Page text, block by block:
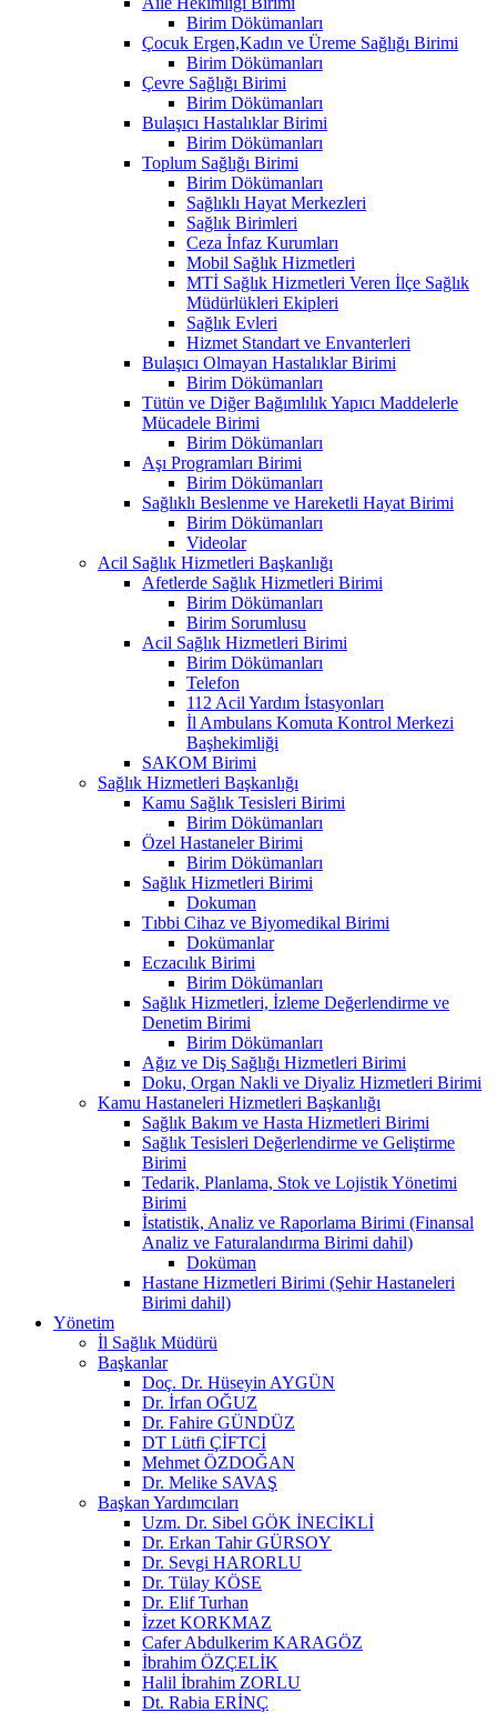
Birim Dökümanları
Çocuk Ergen,Kadın ve Üreme Sağlığı Birimi
Birim Dökümanları
Çevre Sağlığı Birimi
Birim Dökümanları
Bulaşıcı Hastalıklar Birimi
Birim Dökümanları
Toplum Sağlığı Birimi
Birim Dökümanları
Sağlıklı Hayat Merkezleri
Sağlık Birimleri
Ceza İnfaz Kurumları
Mobil Sağlık Hizmetleri
MTİ Sağlık Hizmetleri Veren İlçe Sağlık
Müdürlükleri Ekipleri
Sağlık Evleri
Hizmet Standart ve Envanterleri
Bulaşıcı Olmayan Hastalıklar Birimi
Birim Dökümanları
Tütün ve Diğer Bağımlılık Yapıcı Maddelerle
Mücadele Birimi
Birim Dökümanları
Aşı Programları Birimi
Birim Dökümanları
Sağlıklı Beslenme ve Hareketli Hayat Birimi
Birim Dökümanları
Videolar
Acil Sağlık Hizmetleri Başkanlığı
Afetlerde Sağlık Hizmetleri Birimi
Birim Dökümanları
Birim Sorumlusu
Acil Sağlık Hizmetleri Birimi
Birim Dökümanları
Telefon
112 Acil Yardım İstasyonları
İl Ambulans Komuta Kontrol Merkezi
Başhekimliği
SAKOM Birimi
Sağlık Hizmetleri Başkanlığı
Kamu Sağlık Tesisleri Birimi
Birim Dökümanları
Özel Hastaneler Birimi
Birim Dökümanları
Sağlık Hizmetleri Birimi
Dokuman
Tıbbi Cihaz ve Biyomedikal Birimi
Dokümanlar
Eczacılık Birimi
Birim Dökümanları
Sağlık Hizmetleri, İzleme Değerlendirme ve
Denetim Birimi
Birim Dökümanları
Ağız ve Diş Sağlığı Hizmetleri Birimi
Doku, Organ Nakli ve Diyaliz Hizmetleri Birimi
Kamu Hastaneleri Hizmetleri Başkanlığı
Sağlık Bakım ve Hasta Hizmetleri Birimi
Sağlık Tesisleri Değerlendirme ve Geliştirme
Birimi
Tedarik, Planlama, Stok ve Lojistik Yönetimi
Birimi
İstatistik, Analiz ve Raporlama Birimi (Finansal
Analiz ve Faturalandırma Birimi dahil)
Doküman
Hastane Hizmetleri Birimi (Şehir Hastaneleri
Birimi dahil)
Yönetim
İl Sağlık Müdürü
Başkanlar
Doç. Dr. Hüseyin AYGÜN
Dr. İrfan OĞUZ
Dr. Fahire GÜNDÜZ
DT Lütfi ÇİFTCİ
Mehmet ÖZDOĞAN
Dr. Melike SAVAŞ
Başkan Yardımcıları
Uzm. Dr. Sibel GÖK İNECİKLİ
Dr. Erkan Tahir GÜRSOY
Dr. Sevgi HARORLU
Dr. Tülay KÖSE
Dr. Elif Turhan
İzzet KORKMAZ
Cafer Abdulkerim KARAGÖZ
İbrahim ÖZÇELİK
Halil İbrahim ZORLU
Dt. Rabia ERİNÇ